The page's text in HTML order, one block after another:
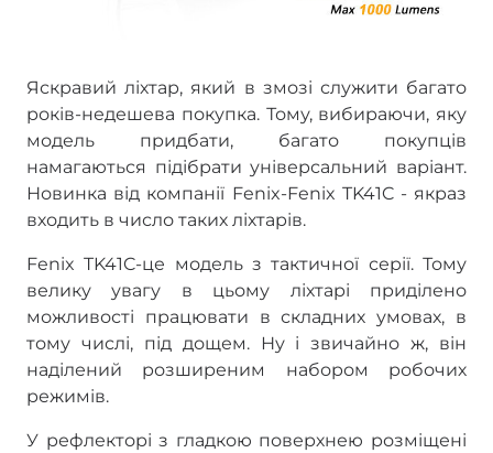
Яскравий ліхтар, який в змозі служити багато
років-недешева покупка. Тому, вибираючи, яку
модель придбати, багато покупців
намагаються підібрати універсальний варіант.
Новинка від компанії Fenix-Fenix TK41C - якраз
входить в число таких ліхтарів.
Fenix TK41C-це модель з тактичної серії. Тому
велику увагу в цьому ліхтарі приділено
можливості працювати в складних умовах, в
тому числі, під дощем. Ну і звичайно ж, він
наділений розширеним набором робочих
режимів.
У рефлекторі з гладкою поверхнею розміщені